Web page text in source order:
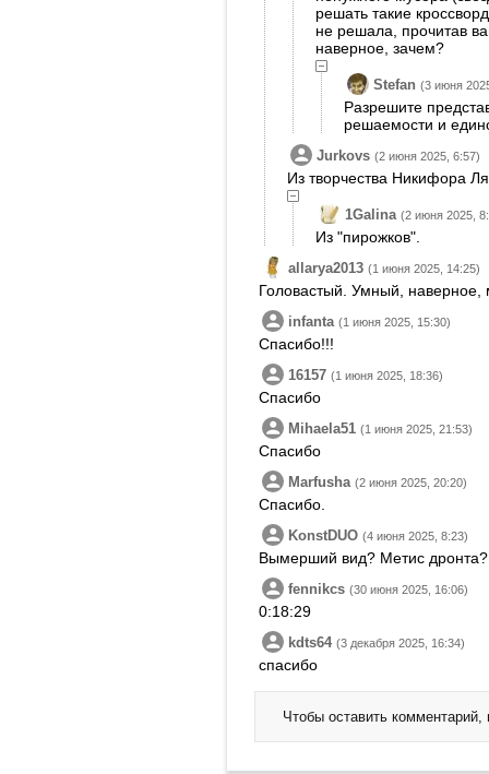
решать такие
не решала, прочитав
наверное, зачем?
Stefan (3 июня
Разрешите
решаемости и
Jurkovs (2 июня 2025, 6:57)
Из творчества Никифора
1Galina (2 июня 2025,
Из "пирожков".
allarya2013 (1 июня 2025, 14:25)
Головастый. Умный, наверное,
infanta (1 июня 2025, 15:30)
Спасибо!!!
16157 (1 июня 2025, 18:36)
Спасибо
Mihaela51 (1 июня 2025, 21:53)
Спасибо
Marfusha (2 июня 2025, 20:20)
Спасибо.
KonstDUO (4 июня 2025, 8:23)
Вымерший вид? Метис дронта?
fennikcs (30 июня 2025, 16:06)
0:18:29
kdts64 (3 декабря 2025, 16:34)
спасибо
Чтобы оставить